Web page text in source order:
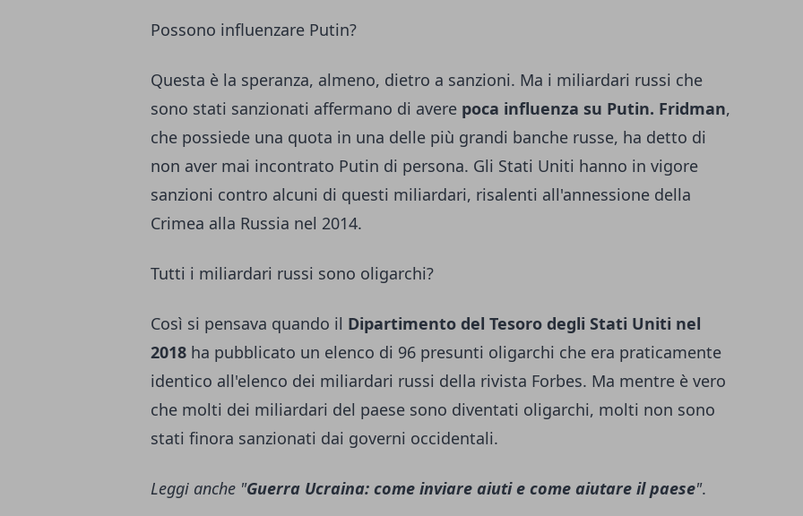
Possono influenzare Putin?
Questa è la speranza, almeno, dietro a sanzioni. Ma i miliardari russi che
sono stati sanzionati affermano di avere poca influenza su Putin. Fridman,
che possiede una quota in una delle più grandi banche russe, ha detto di
non aver mai incontrato Putin di persona. Gli Stati Uniti hanno in vigore
sanzioni contro alcuni di questi miliardari, risalenti all'annessione della
Crimea alla Russia nel 2014.
Tutti i miliardari russi sono oligarchi?
Così si pensava quando il Dipartimento del Tesoro degli Stati Uniti nel
2018 ha pubblicato un elenco di 96 presunti oligarchi che era praticamente
identico all'elenco dei miliardari russi della rivista Forbes. Ma mentre è vero
che molti dei miliardari del paese sono diventati oligarchi, molti non sono
stati finora sanzionati dai governi occidentali.
Leggi anche "Guerra Ucraina: come inviare aiuti e come aiutare il paese".